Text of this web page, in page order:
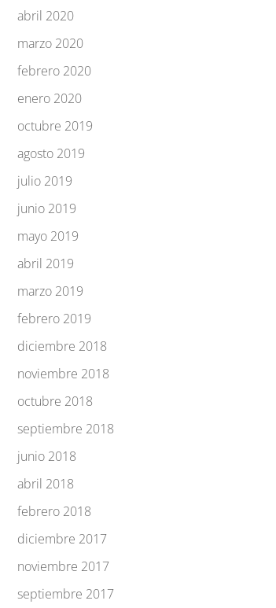
abril 2020
marzo 2020
febrero 2020
enero 2020
octubre 2019
agosto 2019
julio 2019
junio 2019
mayo 2019
abril 2019
marzo 2019
febrero 2019
diciembre 2018
noviembre 2018
octubre 2018
septiembre 2018
junio 2018
abril 2018
febrero 2018
diciembre 2017
noviembre 2017
septiembre 2017